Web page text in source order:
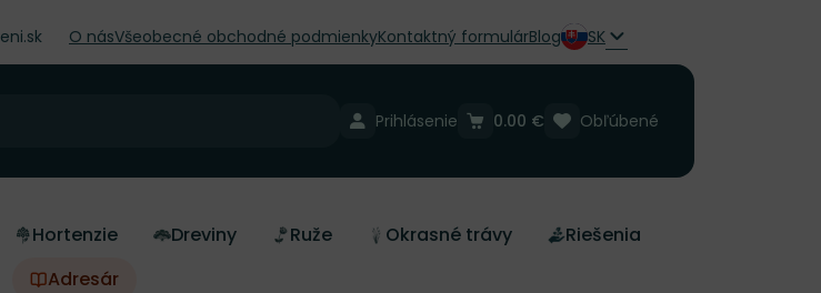
O násVšeobecné obchodné podmienkyKontaktný formulárBlog SK
Prihlásenie Obľúbené
0.00 €
Hortenzie Dreviny Ruže Okrasné trávy
Riešenia
Adresár